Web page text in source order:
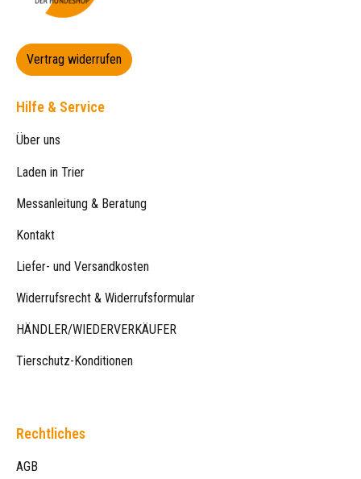
Vertrag widerrufen
Hilfe & Service
Über uns
Laden in Trier
Messanleitung & Beratung
Kontakt
Liefer- und Versandkosten
Widerrufsrecht & Widerrufsformular
HÄNDLER/WIEDERVERKÄUFER
Tierschutz-Konditionen
Rechtliches
AGB